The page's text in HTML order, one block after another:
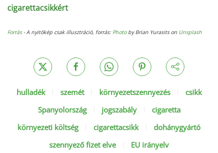
cigarettacsikkért
Forrás- A nyitókép csak illusztráció, forrás: Photoby Brian Yurasits on Unsplash
hulladék szemét környezetszennyezés
csikk
Spanyolország
jogszabály
cigaretta
környezeti költség
cigarettacsikk
dohánygyártó
szennyező fizet elve
EU irányelv